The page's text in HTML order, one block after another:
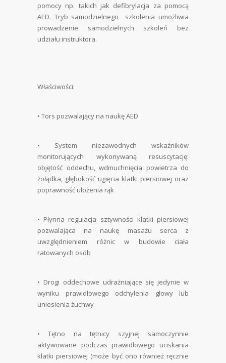
pomocy np. takich jak defibrylacja za pomocą
AED. Tryb samodzielnego szkolenia umożliwia
prowadzenie samodzielnych szkoleń bez
udziału instruktora.
Właściwości:
• Tors pozwalający na naukę AED
•
System niezawodnych wskaźników
monitorujących wykonywaną resuscytację:
objętość oddechu, wdmuchnięcia powietrza do
żołądka, głębokość ugięcia klatki piersiowej oraz
poprawność ułożenia rąk
• Płynna regulacja sztywności klatki piersiowej
pozwalająca na naukę masażu serca z
uwzględnieniem różnic w budowie ciała
ratowanych osób
• Drogi oddechowe udrażniające się jedynie w
wyniku prawidłowego odchylenia głowy lub
uniesienia żuchwy
•
Tętno na tętnicy szyjnej samoczynnie
aktywowane podczas prawidłowego uciskania
klatki piersiowej (może być ono również ręcznie